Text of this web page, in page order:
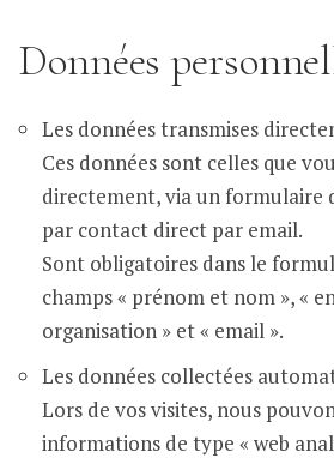
Données
Les données transmises
Ces données sont celles que
directement, via un formulaire
par contact direct par email.
Sont obligatoires dans le
champs « prénom et nom », «
organisation » et « email ».
Les données collectées
Lors de vos visites, nous
informations de type « web